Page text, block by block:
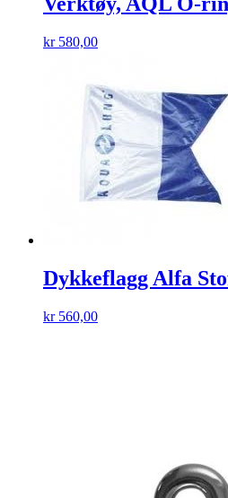
kr580,00
Dykkeflagg Alfa
kr560,00